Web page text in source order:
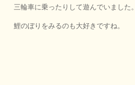
三輪車に乗ったりして遊んでいました。
鯉のぼりをみるのも大好きですね。